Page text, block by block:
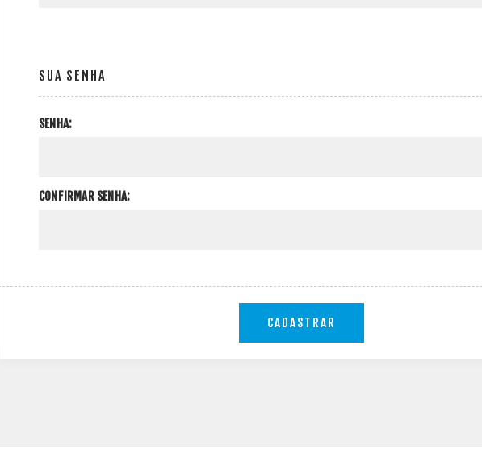
SUA SENHA
SENHA:
CONFIRMAR SENHA:
CADASTRAR